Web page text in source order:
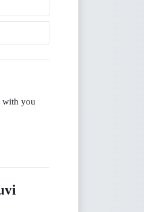
with you